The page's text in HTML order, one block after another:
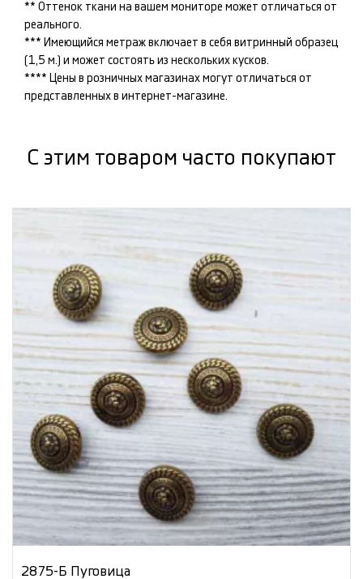
** Оттенок ткани на вашем мониторе может отличаться от
реального.
*** Имеющийся метраж включает в себя витринный образец
(1,5 м.) и может состоять из нескольких кусков.
**** Цены в розничных магазинах могут отличаться от
представленных в интернет-магазине.
С этим товаром часто покупают
2875-Б Пуговица